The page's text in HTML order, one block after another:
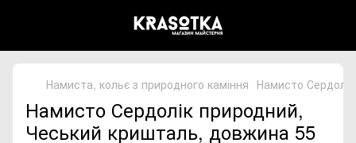
Намиста, кольє з природного каміння Намисто
Намисто Сердолік природний,
Чеський кришталь, довжина 55